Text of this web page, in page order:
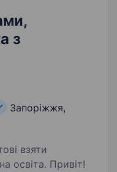
з
Запоріжжя,
взяти
Привіт!